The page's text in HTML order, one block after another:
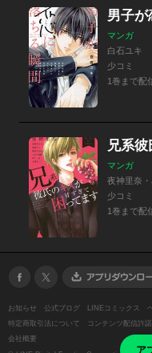
ア
男子が
マンガ
白石ユキ
少コミ
1巻まで配
マンガ
少コミ
1巻まで配
お知らせ 公式ブログ LINEコミックス
特定商取引法について
コンテンツ配信許
会社概要